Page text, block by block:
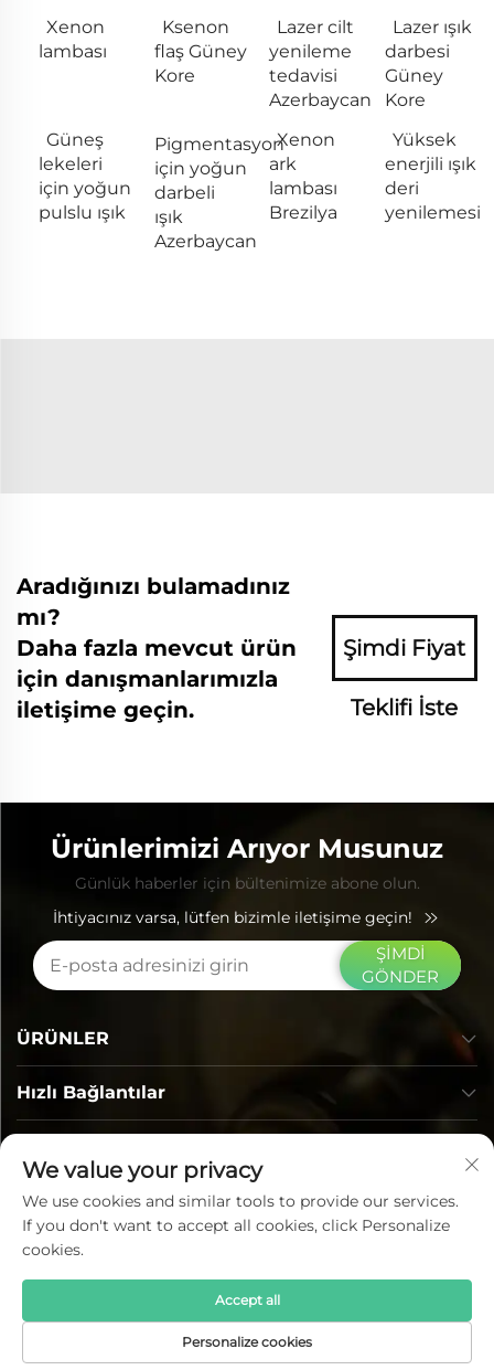
Xenon
lambası
Ksenon
flaş Güney
Kore
Lazer cilt
yenileme
tedavisi
Azerbaycan
Lazer ışık
darbesi
Güney
Kore
Güneş
lekeleri
için yoğun
pulslu ışık
Pigmentasyon
için yoğun
darbeli
ışık
Azerbaycan
Xenon
ark
lambası
Brezilya
Yüksek
enerjili ışık
deri
yenilemesi
Aradığınızı bulamadınız
mı?
Daha fazla mevcut ürün
için danışmanlarımızla
iletişime geçin.
Şimdi Fiyat
Teklifi İste
Ürünlerimizi Arıyor Musunuz
Günlük haberler için bültenimize abone olun.
İhtiyacınız varsa, lütfen bizimle iletişime geçin!
ŞİMDİ
GÖNDER
Hızlı Bağlantılar
ÜRÜNLER
Tüm Hakları Saklıdır © Lumi Photoelectric Technology Co.,
Gizlilik politikası—Blog
We value your privacy
We use cookies and similar tools to provide our services.
If you don't want to accept all cookies, click Personalize
cookies.
Personalize cookies
Accept all